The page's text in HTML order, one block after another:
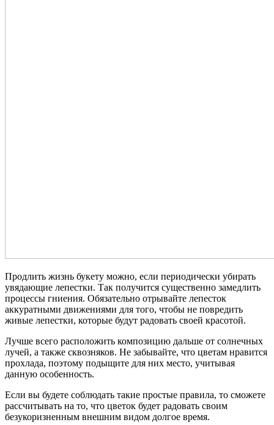
Продлить жизнь букету можно, если периодически убирать
увядающие лепестки. Так получится существенно замедлить
процессы гниения. Обязательно отрывайте лепесток
аккуратными движениями для того, чтобы не повредить
живые лепестки, которые будут радовать своей красотой.
Лучше всего расположить композицию дальше от солнечных
лучей, а также сквозняков. Не забывайте, что цветам нравится
прохлада, поэтому подыщите для них место, учитывая
данную особенность.
Если вы будете соблюдать такие простые правила, то сможете
рассчитывать на то, что цветок будет радовать своим
безукоризненным внешним видом долгое время.